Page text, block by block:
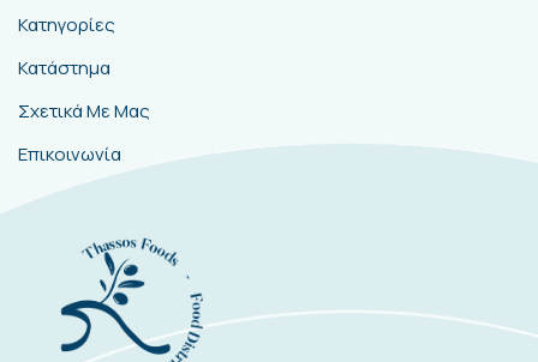
Κατηγορίες
Κατάστημα
Σχετικά Με Μας
Επικοινωνία